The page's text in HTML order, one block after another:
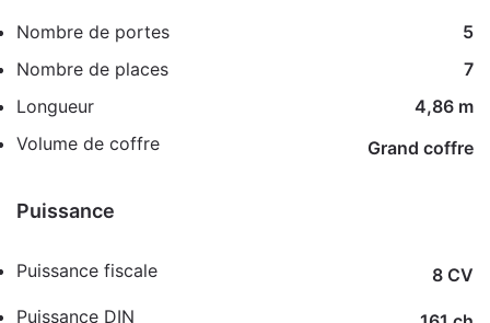
Nombre de portes
5
Nombre de places
7
Longueur
4,86 m
Volume de coffre
Grand coffre
Puissance
Puissance fiscale
8 CV
Puissance DIN